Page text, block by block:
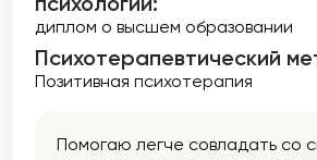
диплом о высшем образовании
Психотерапевтический
Позитивная психотерапия
Помогаю легче совладать со